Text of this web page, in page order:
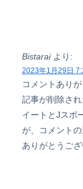
Bistarai より:
2023年1月29日
コメントありが
記事が削除さ
イートとJスポ
が、コメント
ありがとうござ